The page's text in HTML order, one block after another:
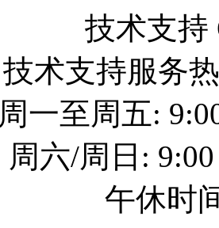
技术支持
技术支持服务
周一至周五:
周六/周日:
午休时